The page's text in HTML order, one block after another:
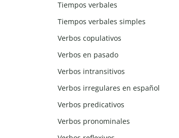
Tiempos verbales
Tiempos verbales simples
Verbos copulativos
Verbos en pasado
Verbos intransitivos
Verbos irregulares en español
Verbos predicativos
Verbos pronominales